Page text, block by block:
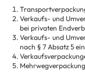
Verkaufs- und
bei privaten
Verkaufs- und
nach § 7 Absatz 5